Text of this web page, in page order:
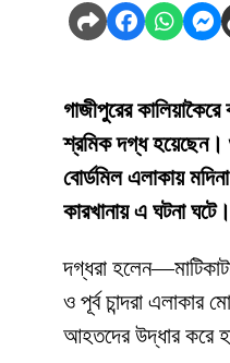
গাজীপুরের
শ্রমিক দগ্ধ হয়েছেন।
বোর্ডমিল এলাকায়
কারখানায় এ ঘটনা ঘটে।
দগ্ধরা
ও পূর্ব চান্দরা
আহতদের উদ্ধার করে